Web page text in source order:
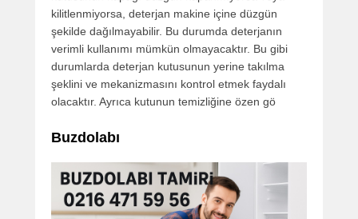
kilitlenmiyorsa, deterjan makine içine düzgün
şekilde dağılmayabilir. Bu durumda deterjanın
verimli kullanımı mümkün olmayacaktır. Bu gibi
durumlarda deterjan kutusunun yerine takılma
şeklini ve mekanizmasını kontrol etmek faydalı
olacaktır. Ayrıca kutunun temizliğine özen gö
Buzdolabı